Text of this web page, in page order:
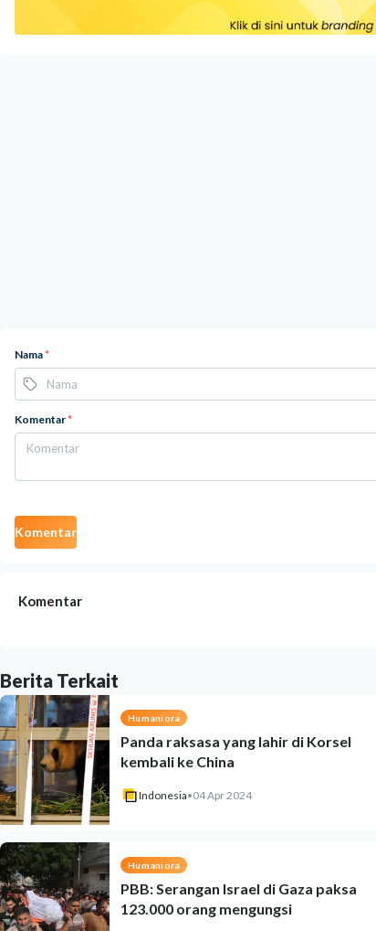
Nama*
Komentar*
Komentar
Komentar
Berita Terkait
Humaniora
Panda raksasa yang lahir di Korsel
kembali ke China
Indonesia•04 Apr 2024
Humaniora
PBB: Serangan Israel di Gaza paksa
123.000 orang mengungsi